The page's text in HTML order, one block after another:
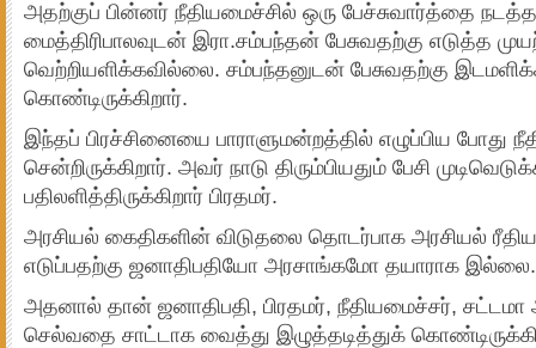
அதற்குப் பின்னர் நீதியமைச்சில் ஒரு பேச்சுவார்த்தை
மைத்திரிபாலவுடன் இரா.சம்பந்தன் பேசுவதற்கு எடுத்த
வெற்றியளிக்கவில்லை. சம்பந்தனுடன் பேசுவதற்கு
கொண்டிருக்கிறார்.
இந்தப் பிரச்சினையை பாராளுமன்றத்தில் எழுப்பிய போது
சென்றிருக்கிறார். அவர் நாடு திரும்பியதும் பேசி
பதிலளித்திருக்கிறார் பிரதமர்.
அரசியல் கைதிகளின் விடுதலை தொடர்பாக அரசியல்
எடுப்பதற்கு ஜனாதிபதியோ அரசாங்கமோ தயாராக இல்லை.
அதனால் தான் ஜனாதிபதி, பிரதமர், நீதியமைச்சர், சட்டமா
செல்வதை சாட்டாக வைத்து இழுத்தடித்துக்